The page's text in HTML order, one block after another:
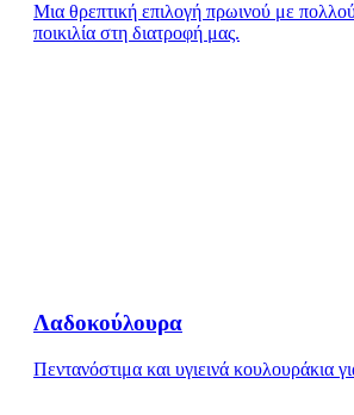
Μια θρεπτική επιλογή πρωινού με
ποικιλία στη διατροφή μας.
Λαδοκούλουρα
Πεντανόστιμα και υγιεινά κουλουράκια